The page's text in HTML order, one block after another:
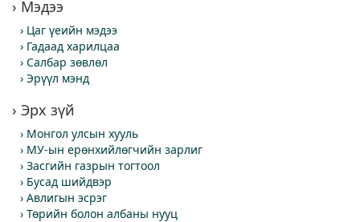
Мэдээ
Цаг үеийн мэдээ
Гадаад харилцаа
Салбар зөвлөл
Эрүүл мэнд
Эрх зүй
Монгол улсын хууль
МУ-ын ерөнхийлөгчийн зарлиг
Засгийн газрын тогтоол
Бусад шийдвэр
Авлигын эсрэг
Төрийн болон албаны нууц